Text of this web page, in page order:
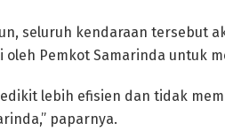
seluruh kendaraan tersebut
oleh Pemkot Samarinda untuk
lebih efisien dan tidak
paparnya.